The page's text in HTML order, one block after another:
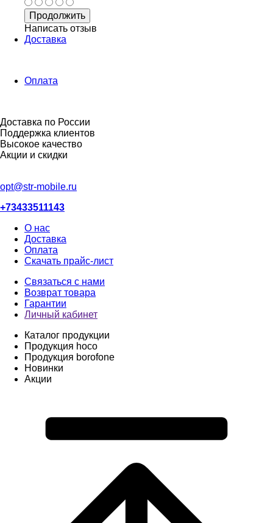
Продолжить
Написать отзыв
Доставка
Оплата
Доставка по России
Поддержка клиентов
Высокое качество
Акции и скидки
opt@str-mobile.ru
+73433511143
О нас
Доставка
Оплата
Скачать прайс-лист
Связаться с нами
Возврат товара
Гарантии
Личный кабинет
Каталог продукции
Продукция hoco
Продукция borofone
Новинки
Акции